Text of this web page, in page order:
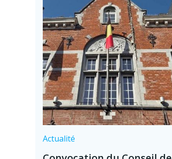
Actualité